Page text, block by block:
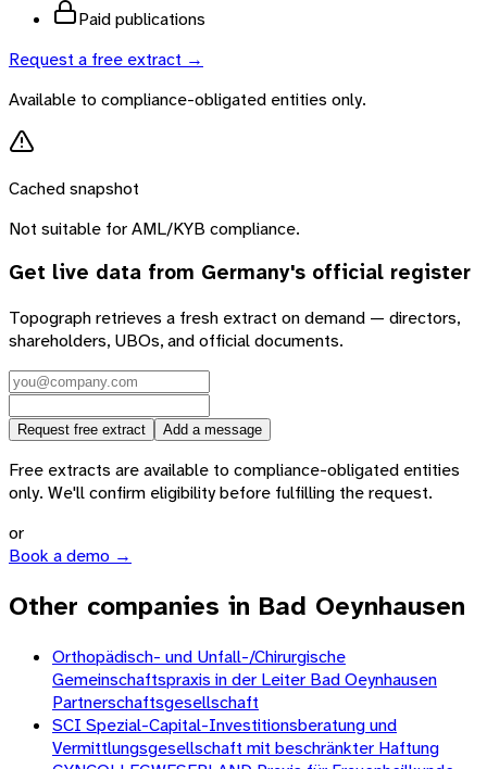
Paid publications
Request a free extract →
Available to compliance-obligated entities only.
Cached snapshot
Not suitable for AML/KYB compliance.
Get live data from Germany's official register
Topograph retrieves a fresh extract on demand — directors,
shareholders, UBOs, and official documents.
Request free extract Add a message
Free extracts are available to compliance-obligated entities
only. We'll confirm eligibility before fulfilling the request.
or
Book a demo →
Other companies in Bad Oeynhausen
Orthopädisch- und Unfall-/Chirurgische
Gemeinschaftspraxis in der Leiter Bad Oeynhausen
Partnerschaftsgesellschaft
SCI Spezial-Capital-Investitionsberatung und
Vermittlungsgesellschaft mit beschränkter Haftung